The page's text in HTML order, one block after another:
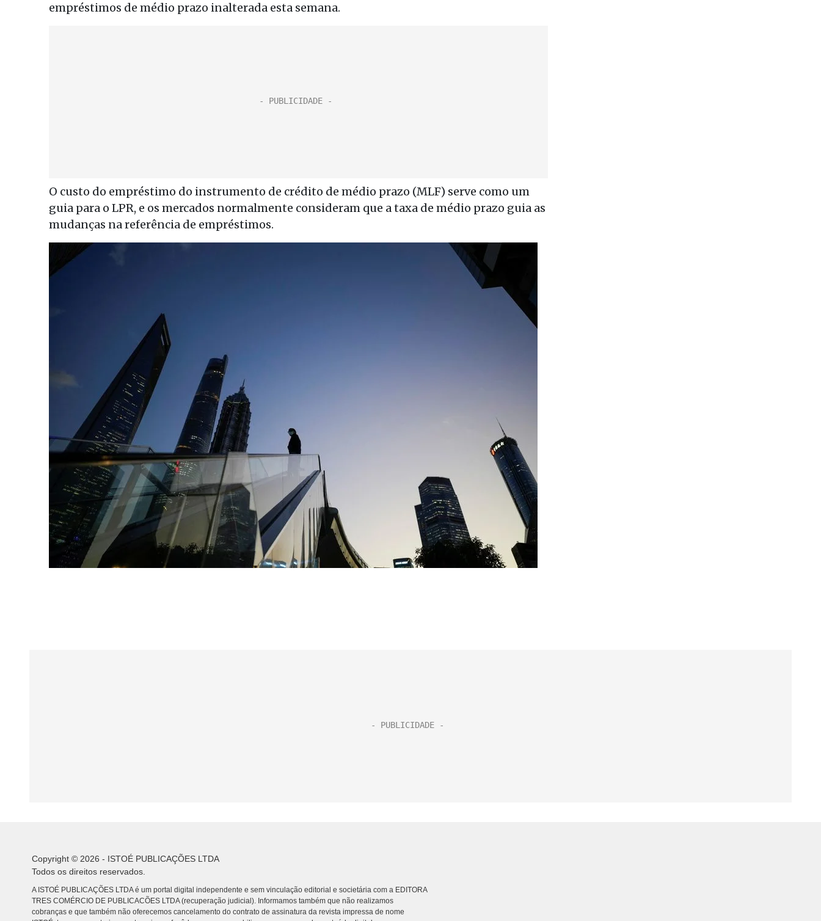
empréstimos de médio prazo inalterada esta semana.
O custo do empréstimo do instrumento de crédito de médio prazo (MLF) serve como um
guia para o LPR, e os mercados normalmente consideram que a taxa de médio prazo guia as
mudanças na referência de empréstimos.
Copyright © 2026 - ISTOÉ PUBLICAÇÕES LTDA
Todos os direitos reservados.
A ISTOÉ PUBLICAÇÕES LTDA é um portal digital independente e sem vinculação editorial e societária com a EDITORA
TRES COMÉRCIO DE PUBLICACÕES LTDA (recuperação judicial). Informamos também que não realizamos
cobranças e que também não oferecemos cancelamento do contrato de assinatura da revista impressa de nome